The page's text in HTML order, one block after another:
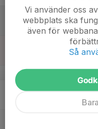
17
19:45
Simträning
Bredängshallen
Vi använder oss
webbplats ska
även för
Så